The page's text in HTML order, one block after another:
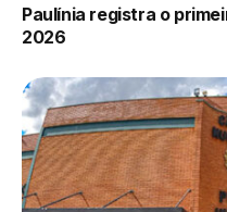
Paulínia registra o
2026